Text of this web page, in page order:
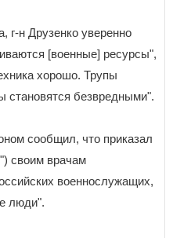
г-н Друзенко уверенно
[военные] ресурсы",
хорошо. Трупы
становятся безвредными".
сообщил, что приказал
своим врачам
военнослужащих,
люди".